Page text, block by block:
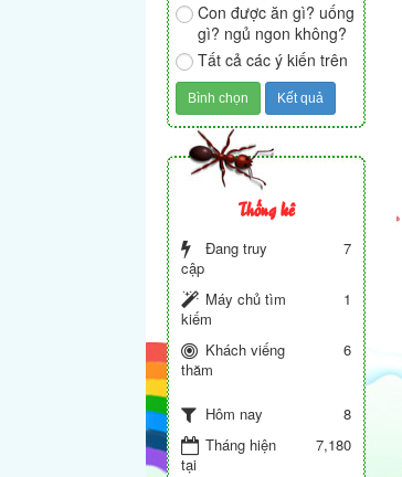
Con được ăn gì? uống
gì? ngủ ngon không?
Tất cả các ý kiến trên
Thống kê
Đang truy
cập
7
Máy chủ tìm
kiếm
1
Khách viếng
thăm
6
Hôm nay
8
Tháng hiện
tại
7,180